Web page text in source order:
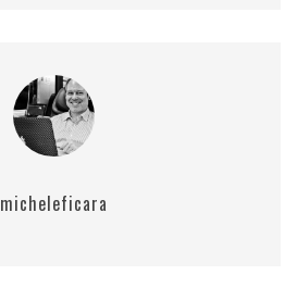
micheleficara